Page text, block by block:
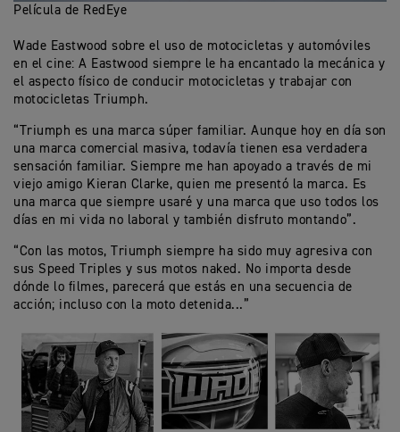
Película de RedEye
Wade Eastwood sobre el uso de motocicletas y automóviles
en el cine: A Eastwood siempre le ha encantado la mecánica y
el aspecto físico de conducir motocicletas y trabajar con
motocicletas Triumph.
“Triumph es una marca súper familiar. Aunque hoy en día son
una marca comercial masiva, todavía tienen esa verdadera
sensación familiar. Siempre me han apoyado a través de mi
viejo amigo Kieran Clarke, quien me presentó la marca. Es
una marca que siempre usaré y una marca que uso todos los
días en mi vida no laboral y también disfruto montando”.
“Con las motos, Triumph siempre ha sido muy agresiva con
sus Speed Triples y sus motos naked. No importa desde
dónde lo filmes, parecerá que estás en una secuencia de
acción; incluso con la moto detenida...”